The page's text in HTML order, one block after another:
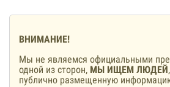
ВНИМАНИЕ!
Мы не являемся официальными
одной из сторон, МЫ ИЩЕМ ЛЮДЕЙ
публично размещенную